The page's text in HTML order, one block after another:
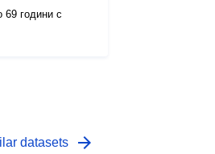
69 години с
datasets arrow_forward